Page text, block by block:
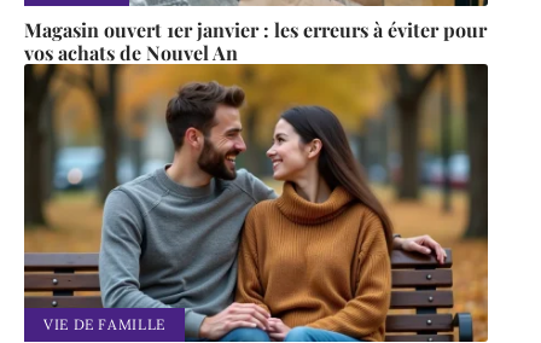
Magasin ouvert 1er janvier : les erreurs à éviter pour
vos achats de Nouvel An
VIE DE FAMILLE